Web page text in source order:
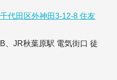
代田区外神田3-12-8 住友
、JR秋葉原駅 電気街口 徒